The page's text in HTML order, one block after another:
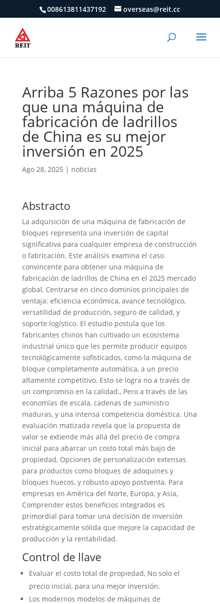
008613811437192 overseas@reit.cc
Arriba 5 Razones por las
que una máquina de
fabricación de ladrillos
de China es su mejor
inversión en 2025
Ago 28, 2025 | noticias
Abstracto
La adquisición de una máquina de fabricación de
bloques representa una inversión de capital
significativa para cualquier empresa de construcción
o fabricación. Este análisis examina el caso
convincente para obtener una máquina de
fabricación de ladrillos de China en el 2025 mercado
global, Centrarse en cinco dominios principales de
ventaja: eficiencia económica, avance tecnológico,
versatilidad de producción, seguro de calidad, y
soporte logístico. El estudio postula que los
fabricantes chinos han cultivado un ecosistema
industrial único que les permite producir equipos
tecnológicamente sofisticados, como la máquina de
bloque completamente automática, a un precio
altamente competitivo. Esto se logra no a través de
un compromiso en la calidad., Pero a través de las
economías de escala, cadenas de suministro
maduras, y una intensa competencia doméstica. Una
evaluación matizada revela que la propuesta de
valor se extiende más allá del precio de compra
inicial para abarcar un costo total más bajo de
propiedad, Opciones de personalización extensas
para productos como bloques de adoquines y
bloques huecos, y robusto apoyo postventa. Para
empresas en América del Norte, Europa, y Asia,
Comprender estos beneficios integrados es
primordial para tomar una decisión de inversión
estratégicamente sólida que mejore la capacidad de
producción y la rentabilidad.
Control de llave
Evaluar el costo total de propiedad, No solo el
precio inicial, para una mejor inversión.
Los modernos modelos de máquinas de